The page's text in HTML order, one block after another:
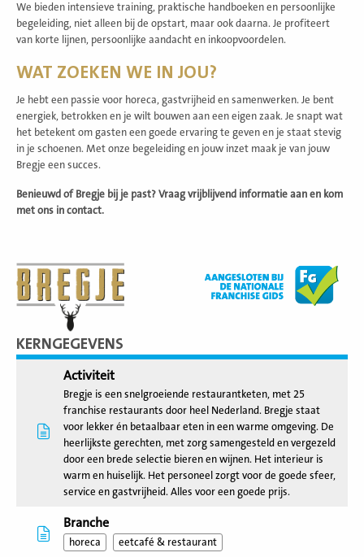
We bieden intensieve training, praktische handboeken en persoonlijke
begeleiding, niet alleen bij de opstart, maar ook daarna. Je profiteert
van korte lijnen, persoonlijke aandacht en inkoopvoordelen.
WAT ZOEKEN WE IN JOU?
Je hebt een passie voor horeca, gastvrijheid en samenwerken. Je bent
energiek, betrokken en je wilt bouwen aan een eigen zaak. Je snapt wat
het betekent om gasten een goede ervaring te geven en je staat stevig
in je schoenen. Met onze begeleiding en jouw inzet maak je van jouw
Bregje een succes.
Benieuwd of Bregje bij je past? Vraag vrijblijvend informatie aan en kom
met ons in contact.
KERNGEGEVENS
Activiteit
Bregje is een snelgroeiende restaurantketen, met 25
franchise restaurants door heel Nederland. Bregje staat
voor lekker én betaalbaar eten in een warme omgeving. De
heerlijkste gerechten, met zorg samengesteld en vergezeld
door een brede selectie bieren en wijnen. Het interieur is
warm en huiselijk. Het personeel zorgt voor de goede sfeer,
service en gastvrijheid. Alles voor een goede prijs.
Branche
horeca eetcafé & restaurant